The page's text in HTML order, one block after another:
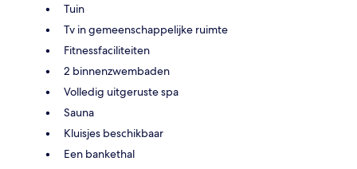
Tuin
Tv in gemeenschappelijke ruimte
Fitnessfaciliteiten
2 binnenzwembaden
Volledig uitgeruste spa
Sauna
Kluisjes beschikbaar
Een bankethal